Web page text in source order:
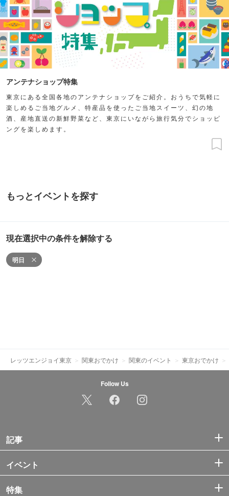
アンテナショップ特集
東京にある全国各地のアンテナショップをご紹介。おうちで気軽に
楽しめるご当地グルメ、特産品を使ったご当地スイーツ、幻の地
酒、産地直送の新鮮野菜など、東京にいながら旅行気分でショッピ
ングを楽しめます。
もっとイベントを探す
現在選択中の条件を解除する
明日
レッツエンジョイ東京 関東おでかけ 関東のイベント 東京おでかけ
Follow Us
記事
イベント
特集